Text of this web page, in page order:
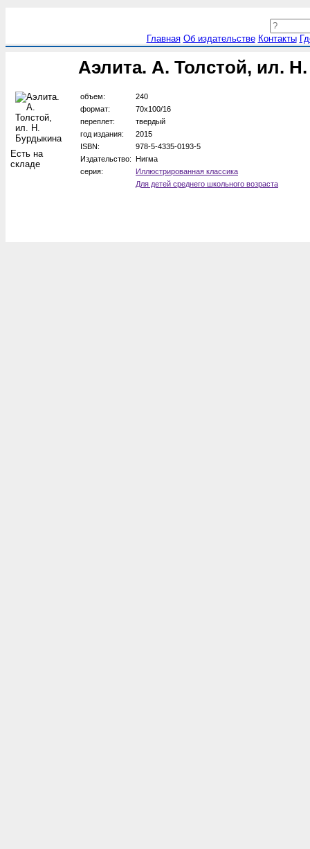
Главная Об издательстве Контакты
Есть на
складе
Аэлита. А. Толстой, ил.
объем:
240
формат:
70х100/16
переплет:
твердый
год издания:
2015
ISBN:
978-5-4335-0193-5
Издательство:
Нигма
серия:
Иллюстрированная классика
Для детей среднего школьного возраста